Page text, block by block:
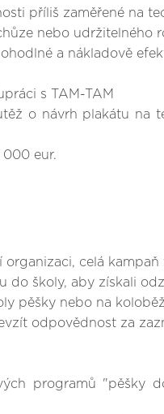
příliš zaměřené na
nebo udržitelného
a nákladově
s TAM-TAM
o návrh plakátu na
000 eur.
celá
do školy, aby získali
pěšky nebo na
odpovědnost za
programů "pěšky